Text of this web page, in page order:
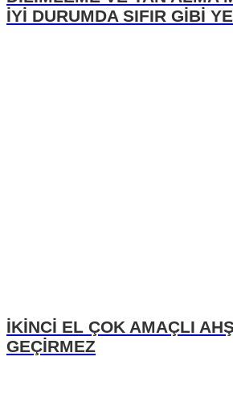
İYİ DURUMDA SIFIR GİBİ
İKİNCİ EL ÇOK AMAÇLI
GEÇİRMEZ